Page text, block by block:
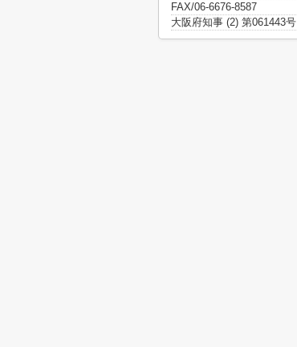
FAX/06-6676-8587
大阪府知事 (2) 第061443号